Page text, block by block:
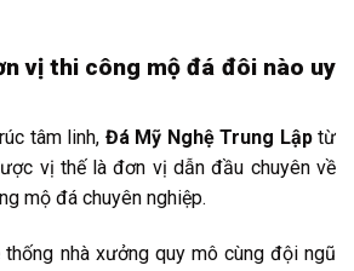
vị thi công mộ đá đôi nào uy
tâm linh, Đá Mỹ Nghệ Trung Lậptừ
vị thế là đơn vị dẫn đầu chuyên về
mộ đá chuyên nghiệp.
nhà xưởng quy mô cùng đội ngũ